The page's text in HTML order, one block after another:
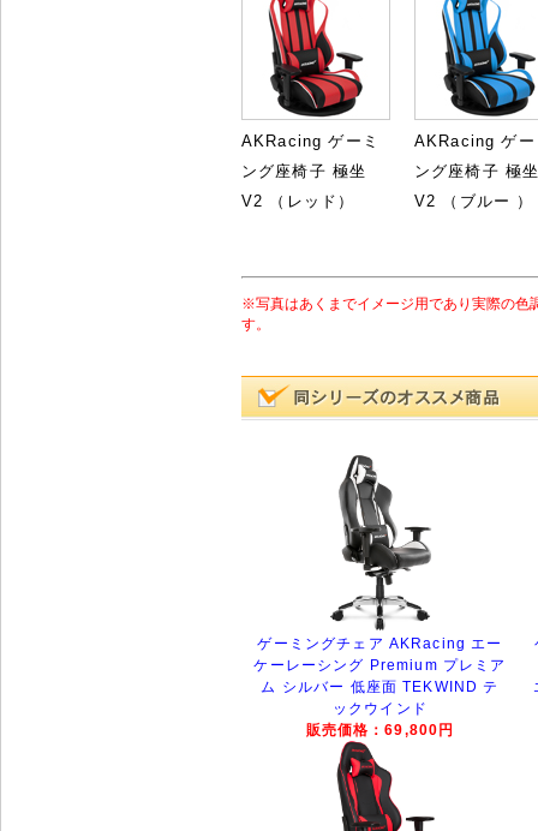
AKRacing ゲーミ
ング座椅子 極坐
V2 （レッド）
AKRacing ゲー
ング座椅子 極
V2 （ブルー ）
※写真はあくまでイメージ用であり実際の色
す。
ゲーミングチェア AKRacing エー
ケーレーシング Premium プレミア
ム シルバー 低座面 TEKWIND テ
ックウインド
販売価格：69,800円